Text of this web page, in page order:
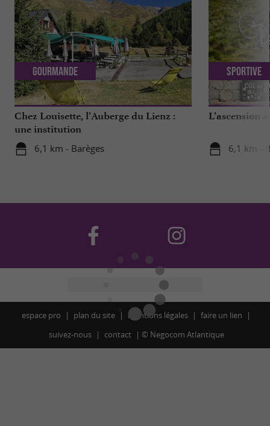
Chez Louisette, l’Auberge du Lienz :
une institution
6,1 km - Barèges
Gourmande
L’ascension
6,1 km -
Sportive
espace pro plan du site mentions légales
faire un lien
suivez-nous
contact © Negocom Atlantique